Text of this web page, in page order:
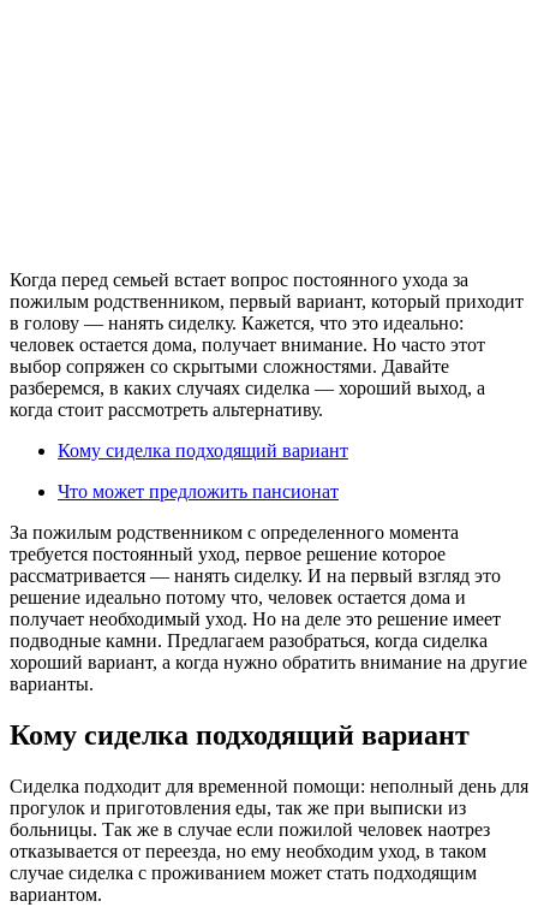
Когда перед семьей встает вопрос постоянного ухода за
пожилым родственником, первый вариант, который приходит
в голову — нанять сиделку. Кажется, что это идеально:
человек остается дома, получает внимание. Но часто этот
выбор сопряжен со скрытыми сложностями. Давайте
разберемся, в каких случаях сиделка — хороший выход, а
когда стоит рассмотреть альтернативу.
Кому сиделка подходящий вариант
Что может предложить пансионат
За пожилым родственником с определенного момента
требуется постоянный уход, первое решение которое
рассматривается — нанять сиделку. И на первый взгляд это
решение идеально потому что, человек остается дома и
получает необходимый уход. Но на деле это решение имеет
подводные камни. Предлагаем разобраться, когда сиделка
хороший вариант, а когда нужно обратить внимание на другие
варианты.
Кому сиделка подходящий вариант
Сиделка подходит для временной помощи: неполный день для
прогулок и приготовления еды, так же при выписки из
больницы. Так же в случае если пожилой человек наотрез
отказывается от переезда, но ему необходим уход, в таком
случае сиделка с проживанием может стать подходящим
вариантом.